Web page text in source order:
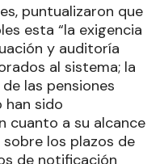
puntualizaron que
esta “la exigencia
y auditoría
al sistema; la
las pensiones
han sido
cuanto a su alcance
los plazos de
de notificación